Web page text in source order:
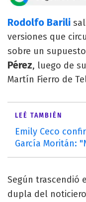
Rodolfo Barili
versiones que
sobre un
Pérez, luego de
Martín Fierro de
LEÉ TAMBIÉN
Emily Ceco
García Moritán:
Según trascendió
dupla del